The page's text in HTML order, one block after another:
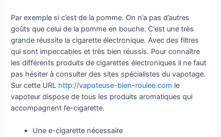
Par exemple si c’est de la pomme. On n’a pas d’autres
goûts que celui de la pomme en bouche. C’est une très
grande réussite la cigarette électronique. Avec des filtres
qui sont impeccables et très bien réussis. Pour connaître
les différents produits de cigarettes électroniques il ne faut
pas hésiter à consulter des sites spécialistes du vapotage.
Sur cette URL http://vapoteuse-bien-roulee.com le
vapoteur dispose de tous les produits aromatiques qui
accompagnent l’e-cigarette.
Une e-cigarette nécessaire